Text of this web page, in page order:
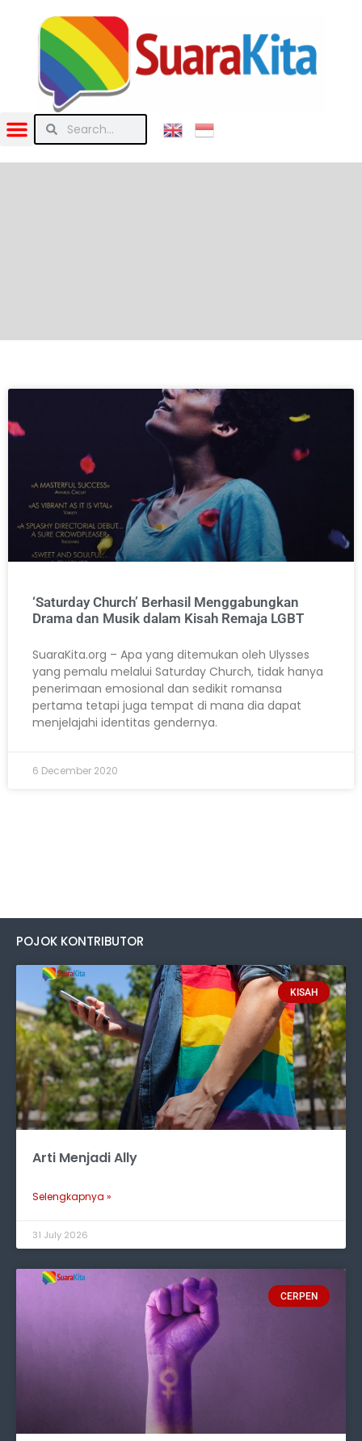
‘Saturday Church’ Berhasil Menggabungkan
Drama dan Musik dalam Kisah Remaja LGBT
SuaraKita.org – Apa yang ditemukan oleh Ulysses
yang pemalu melalui Saturday Church, tidak hanya
penerimaan emosional dan sedikit romansa
pertama tetapi juga tempat di mana dia dapat
menjelajahi identitas gendernya.
6 December 2020
POJOK KONTRIBUTOR
KISAH
Arti Menjadi Ally
Selengkapnya »
31 July 2026
CERPEN